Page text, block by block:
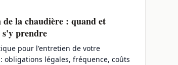
la chaudière : quand et
s'y prendre
pour l'entretien de votre
obligations légales, fréquence, coûts